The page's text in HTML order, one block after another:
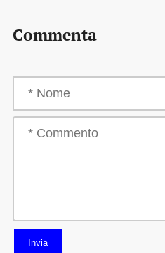
Commenta
Invia